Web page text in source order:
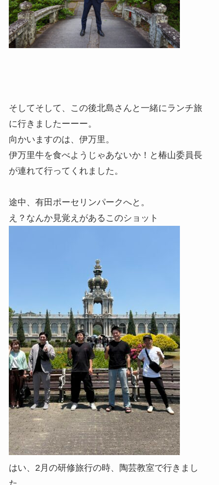
そしてそして、この後北島さんと一緒にランチ旅
に行きましたーーー。
向かいますのは、伊万里。
伊万里牛を食べようじゃあないか！と椿山委員長
が連れて行ってくれました。
途中、有田ポーセリンパークへと。
え？なんか見覚えがあるこのショット
はい、2月の研修旅行の時、陶芸教室で行きまし